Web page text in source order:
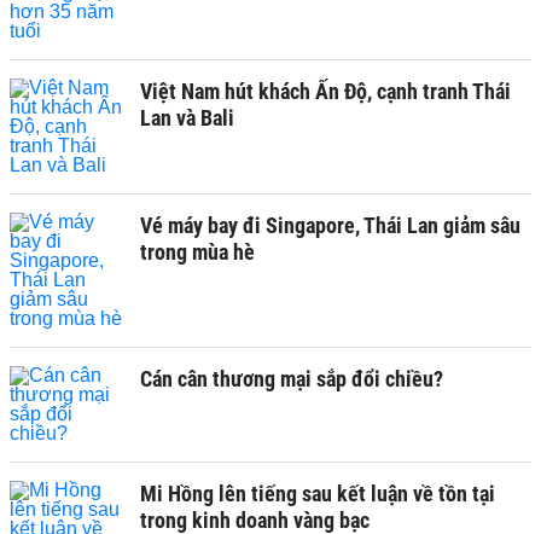
Việt Nam hút khách Ấn Độ, cạnh tranh Thái
Lan và Bali
Vé máy bay đi Singapore, Thái Lan giảm sâu
trong mùa hè
Cán cân thương mại sắp đổi chiều?
Mi Hồng lên tiếng sau kết luận về tồn tại
trong kinh doanh vàng bạc